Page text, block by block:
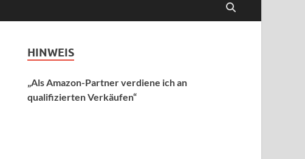
HINWEIS
„Als Amazon-Partner verdiene ich an
qualifizierten Verkäufen“